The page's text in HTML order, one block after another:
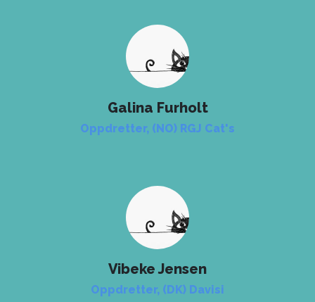
Galina Furholt
Oppdretter, (NO) RGJ Cat's
Vibeke Jensen
Oppdretter, (DK) Davisi